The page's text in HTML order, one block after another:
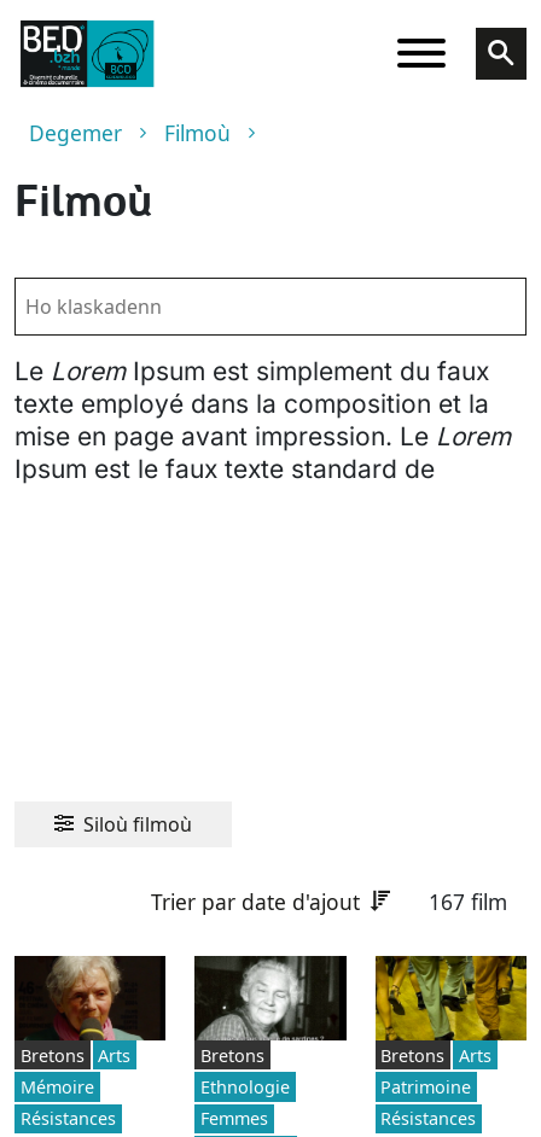
Skip to main content
Breadcrumb
Degemer Filmoù
Filmoù
Le LoremIpsum est simplement du faux
texte employé dans la composition et la
mise en page avant impression. Le Lorem
Ipsum est le faux texte standard de
Siloù filmoù
Trier par date d'ajout 167 film
Bretons
Arts
Mémoire
Résistances
Bretons
Ethnologie
Femmes
Bretons
Arts
Patrimoine
Résistances